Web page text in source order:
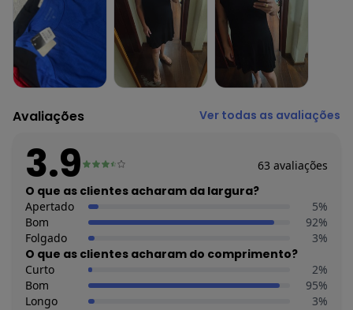
Feito: Brasil
Cuidados para conservação do produto: Temperatura máxima
de lavagem 30C. Não alvejar. Não passar sobre a estampa.
Tecido: Malha Viscose Canelada
Composição: 85% Viscose Como Mínimo
O preço apresentado abaixo é o menor oferecido em algum
agosto/2026
R$ 74,5
julho/2026 R$ 74,5
junho/2026
maio/2026 R$ 74,5
abril/2026 R$ 81,95
março/2026 R$ 81,95
fevereiro/2026 R$ 119,2
Avaliações Ver todas as avaliações
3.9 63 avaliações
O que as clientes acharam da largura?
Apertado 5%
Bom
92%
Folgado
3%
O que as clientes acharam do comprimento?
Curto 2%
Bom
95%
Longo
3%